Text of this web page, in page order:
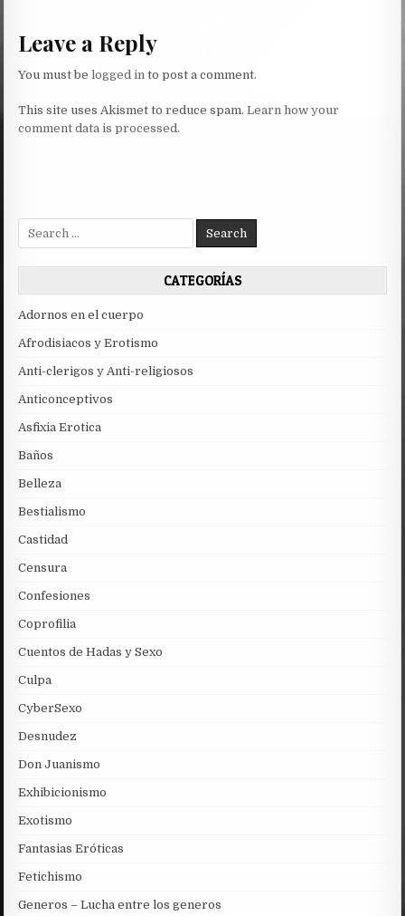
Leave a Reply
You must belogged in to post a comment.
This site uses Akismet to reduce spam.Learn how your
comment data is processed.
Search
for:
CATEGORÍAS
Adornos en el cuerpo
Afrodisiacos y Erotismo
Anti-clerigos y Anti-religiosos
Anticonceptivos
Asfixia Erotica
Baños
Belleza
Bestialismo
Castidad
Censura
Confesiones
Coprofilia
Cuentos de Hadas y Sexo
Culpa
CyberSexo
Desnudez
Don Juanismo
Exhibicionismo
Exotismo
Fantasias Eróticas
Fetichismo
Generos – Lucha entre los generos